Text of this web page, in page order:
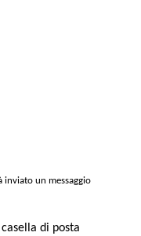
inviato un messaggio
di posta